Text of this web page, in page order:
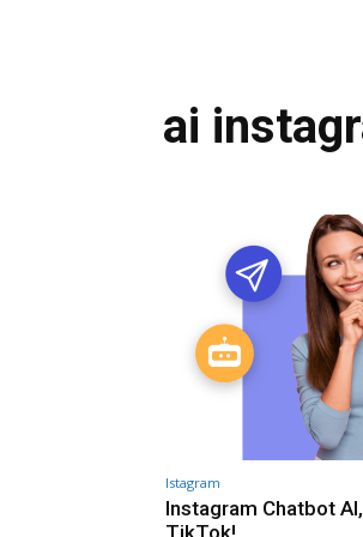
ai
Istagram
Instagram Chatbot
TikTok!